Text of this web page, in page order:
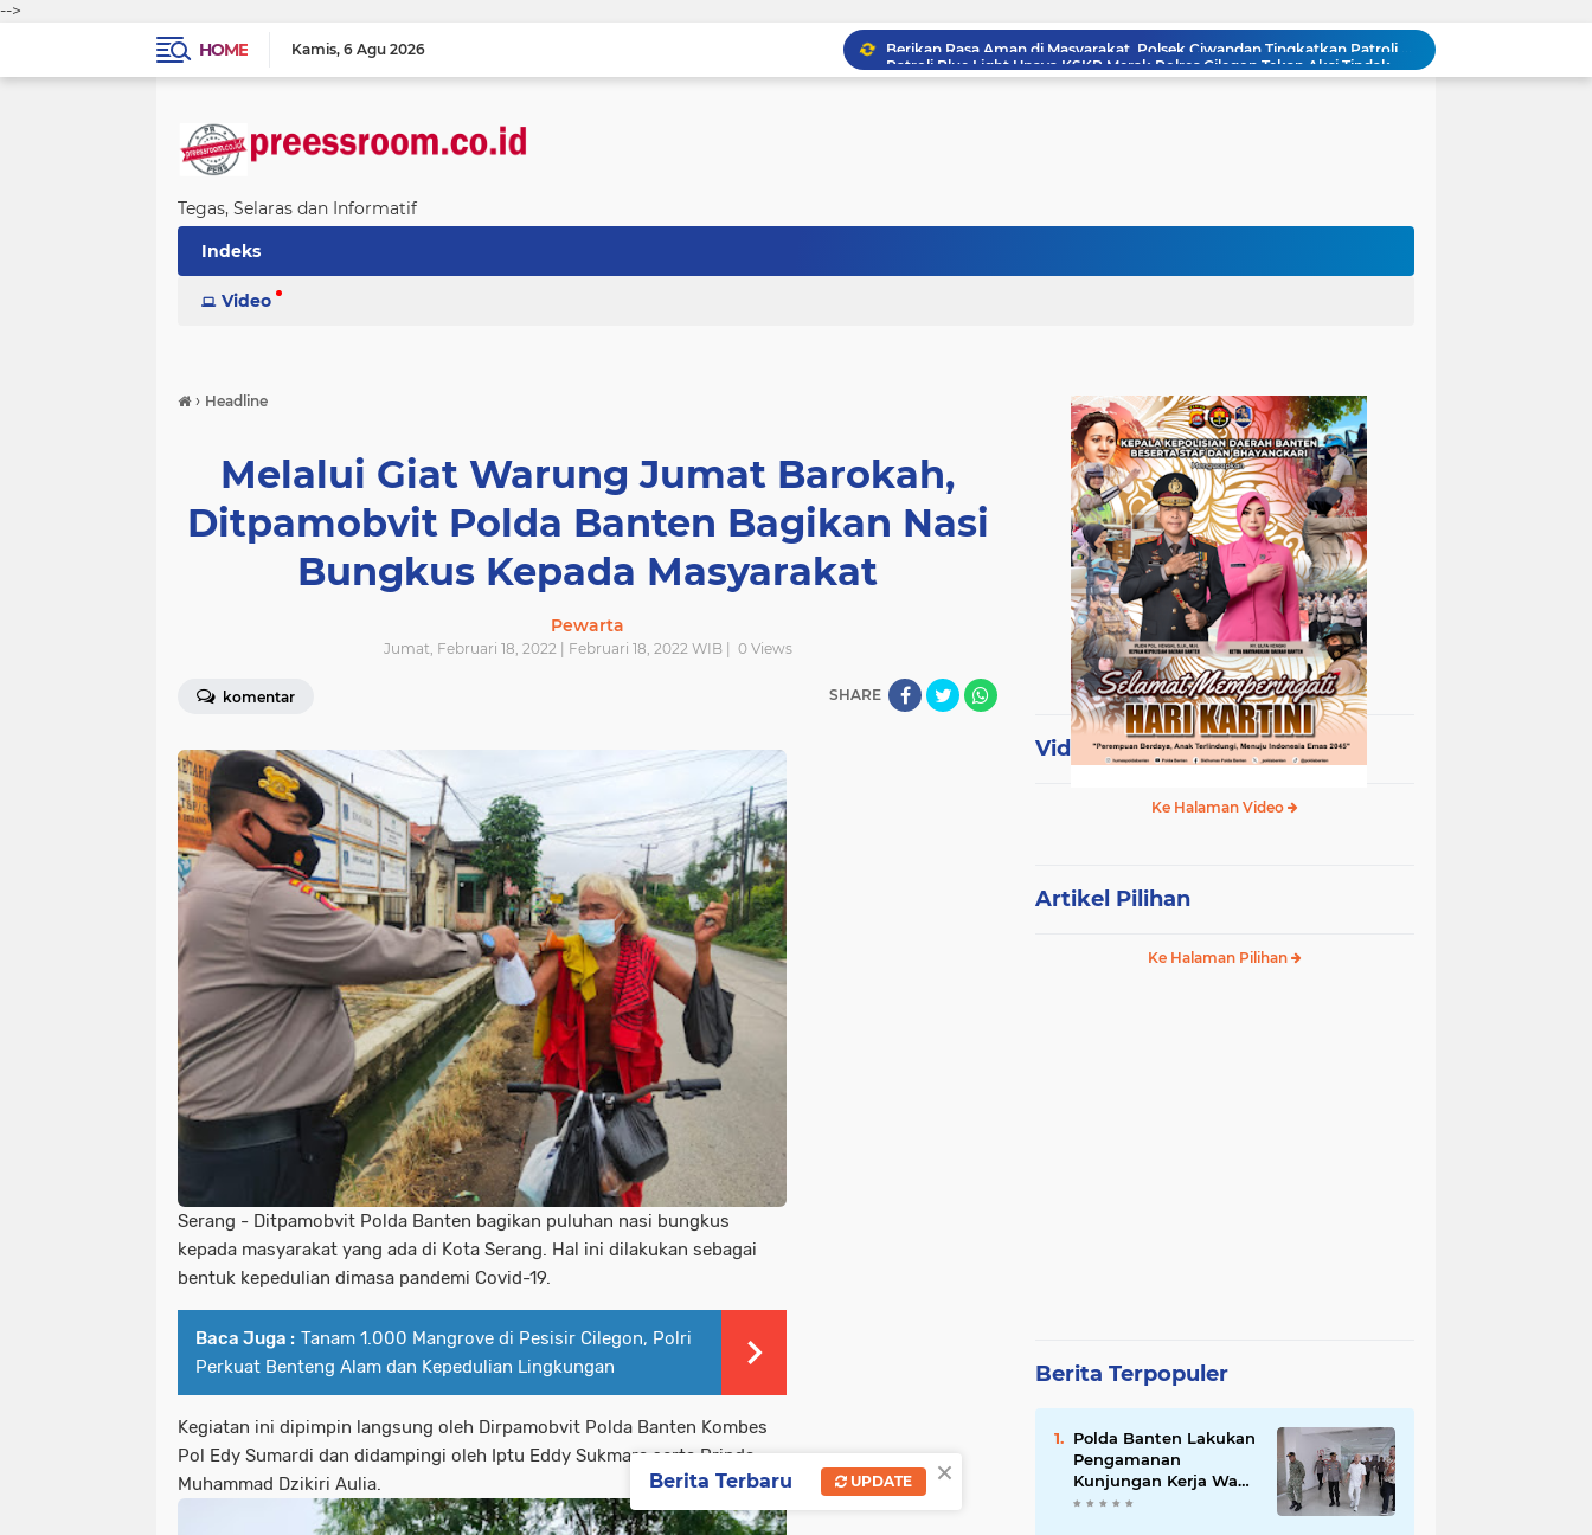
-->
HOME
Kamis 6 Agu 2026
Patroli Blue Light Upaya KSKP Merak Polres Cilegon Tekan Aksi Tindak Kriminalitas
Personel Samapta KSKP Merak Polres Cilegon Patroli Dialogis Sampaikan Imbauan kepada Pengguna Jasa Kepelabuhan
Kombes Pol Edy Sumardi Apresiasi Sinergi Pengamanan Obvitnas di Pertamina Patra Niaga Jabar
Tegas, Selaras dan Informatif
Indeks
Video
› Headline
Melalui Giat Warung Jumat Barokah,
Ditpamobvit Polda Banten Bagikan Nasi
Bungkus Kepada Masyarakat
Pewarta
Jumat, Februari 18, 2022 | Februari 18, 2022 WIB | 0Views
komentar SHARE
Serang - Ditpamobvit Polda Banten bagikan puluhan nasi bungkus
kepada masyarakat yang ada di Kota Serang. Hal ini dilakukan sebagai
bentuk kepedulian dimasa pandemi Covid-19.
Baca Juga : Tanam 1.000 Mangrove di Pesisir Cilegon, Polri
Perkuat Benteng Alam dan Kepedulian Lingkungan
Kegiatan ini dipimpin langsung oleh Dirpamobvit Polda Banten Kombes
Pol Edy Sumardi dan didampingi oleh Iptu Eddy Sukmara serta Bripda
Muhammad Dzikiri Aulia.
Video Terpopuler
Ke Halaman Video
Artikel Pilihan
Ke Halaman Pilihan
Berita Terpopuler
Polda Banten Lakukan
Pengamanan
Kunjungan Kerja Wakil
Presiden RI
×
Berita Terbaru UPDATE